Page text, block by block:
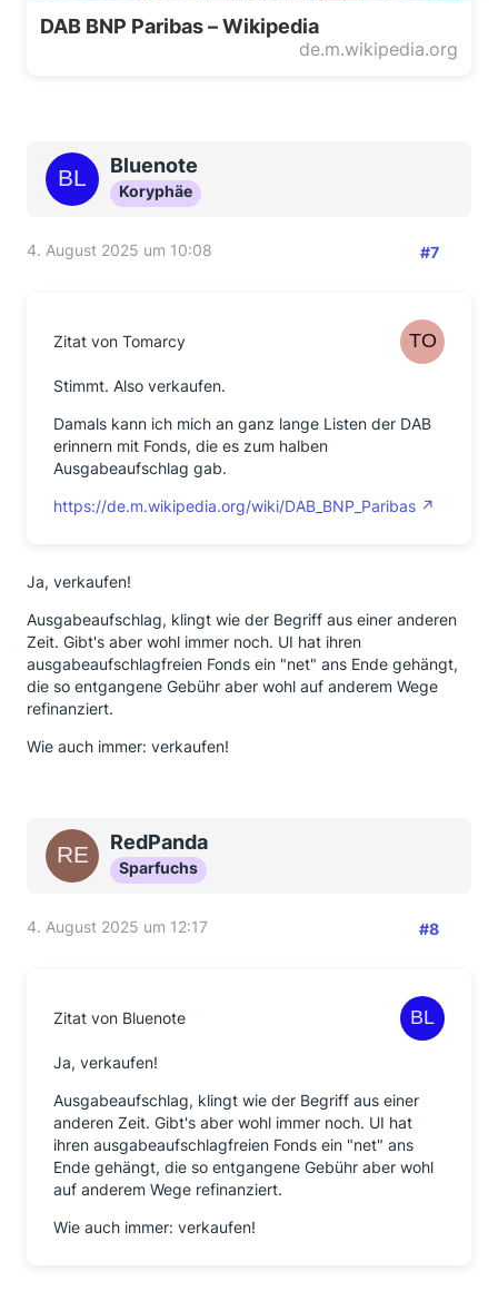
DAB BNP Paribas – Wikipedia
de.m.wikipedia.org
Bluenote
Koryphäe
4. August 2025 um 10:08 #7
Zitat von Tomarcy
Stimmt. Also verkaufen.
Damals kann ich mich an ganz lange Listen der DAB
erinnern mit Fonds, die es zum halben
Ausgabeaufschlag gab.
https://de.m.wikipedia.org/wiki/DAB_BNP_Paribas
Ja, verkaufen!
Ausgabeaufschlag, klingt wie der Begriff aus einer anderen
Zeit. Gibt's aber wohl immer noch. UI hat ihren
ausgabeaufschlagfreien Fonds ein "net" ans Ende gehängt,
die so entgangene Gebühr aber wohl auf anderem Wege
refinanziert.
Wie auch immer: verkaufen!
RedPanda
Sparfuchs
4. August 2025 um 12:17 #8
Zitat von Bluenote
Ja, verkaufen!
Ausgabeaufschlag, klingt wie der Begriff aus einer
anderen Zeit. Gibt's aber wohl immer noch. UI hat
ihren ausgabeaufschlagfreien Fonds ein "net" ans
Ende gehängt, die so entgangene Gebühr aber wohl
auf anderem Wege refinanziert.
Wie auch immer: verkaufen!